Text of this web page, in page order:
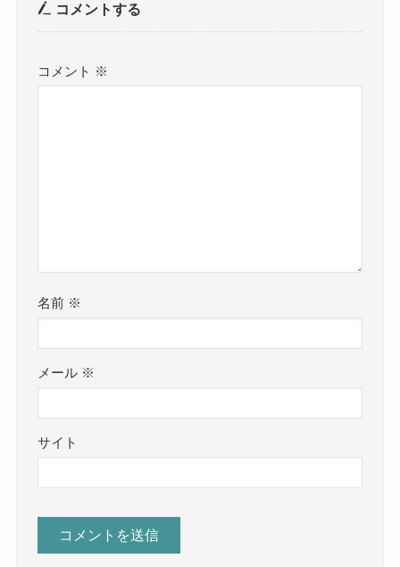
コメントする
コメント ※
名前 ※
メール ※
サイト